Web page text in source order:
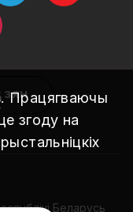
. Працягваючы
згоду на
Беларусь